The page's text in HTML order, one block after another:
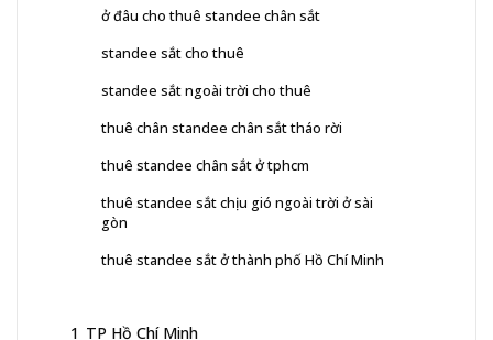
ở đâu cho thuê standee chân sắt
standee sắt cho thuê
standee sắt ngoài trời cho thuê
thuê chân standee chân sắt tháo rời
thuê standee chân sắt ở tphcm
thuê standee sắt chịu gió ngoài trời ở sài
gòn
thuê standee sắt ở thành phố Hồ Chí Minh
1_TP Hồ Chí Minh